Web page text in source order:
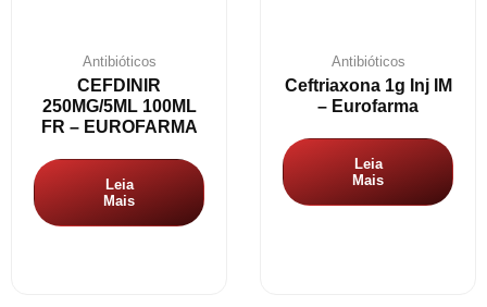
Antibióticos
CEFDINIR
250MG/5ML 100ML
FR – EUROFARMA
Leia
Mais
Antibióticos
Ceftriaxona 1g Inj IM
– Eurofarma
Leia
Mais